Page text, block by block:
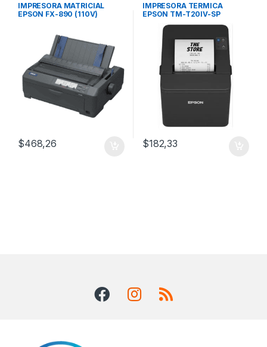
IMPRESORA MATRICIAL
EPSON FX-890 (110V)
$468,26
IMPRESORA TERMICA
EPSON TM-T20IV-SP
USB+RED+SERIE
$182,33